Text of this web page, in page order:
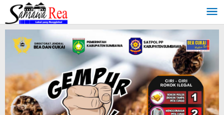
Lewati
konten